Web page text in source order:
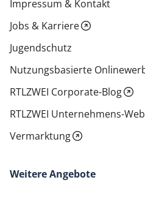
Impressum & Kontakt
Jobs & Karriere
Jugendschutz
Nutzungsbasierte
RTLZWEI Corporate-Blog
RTLZWEI Unternehmens-
Vermarktung
Weitere Angebote